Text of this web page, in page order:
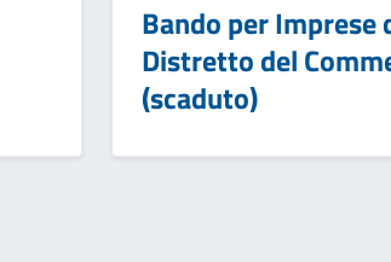
Bando per Imprese
Distretto del
(scaduto)